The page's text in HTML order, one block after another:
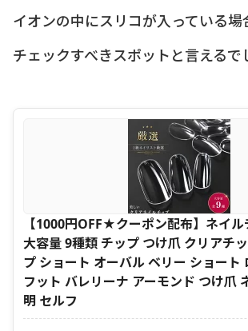
イオンの中にスリコが入っている
チェックすべきスポットと言えるで
【1000円OFF★クーポン配布】ネイ
大容量 9種類 チップ つけ爪 クリアチ
プ ショート オーバル ベリー ショート
フット バレリーナ アーモンド つけ爪
明 セルフ